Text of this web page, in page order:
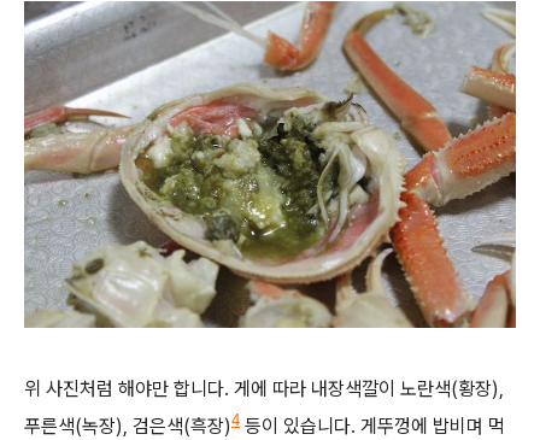
위 사진처럼 해야만 합니다. 게에 따라 내장색깔이 노란색(황장),
푸른색(녹장), 검은색(흑장)4 등이 있습니다. 게뚜껑에 밥비며 먹